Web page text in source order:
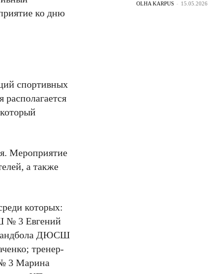
ко дню
спортивных
Мероприятие
а также
которых:
№ 3 Евгений
гандбола ДЮСШ
тренер-
3 Марина
OLHA KARPUS - 15.05.2026